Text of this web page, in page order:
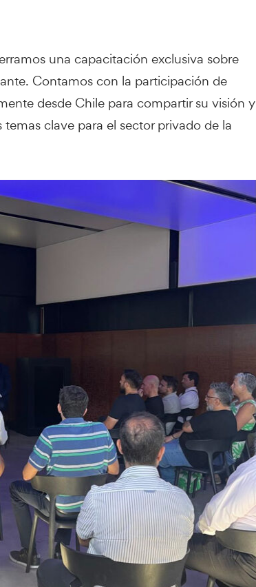
una capacitación exclusiva sobre
Contamos con la participación de
desde Chile para compartir su visión y
clave para el sector privado de la